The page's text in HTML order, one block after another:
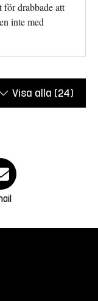
drabbade att
inte med
Visa alla (24)